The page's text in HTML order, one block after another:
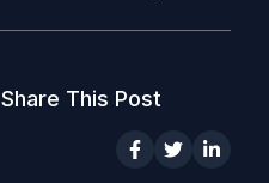
Share This Post